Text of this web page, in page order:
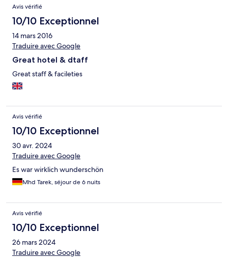
Avis vérifié
10/10 Exceptionnel
14 mars 2016
Traduire avec Google
Great hotel & dtaff
Great staff & facileties
Avis vérifié
10/10 Exceptionnel
30 avr. 2024
Traduire avec Google
Es war wirklich wunderschön
Mhd Tarek, séjour de 6 nuits
Avis vérifié
10/10 Exceptionnel
26 mars 2024
Traduire avec Google